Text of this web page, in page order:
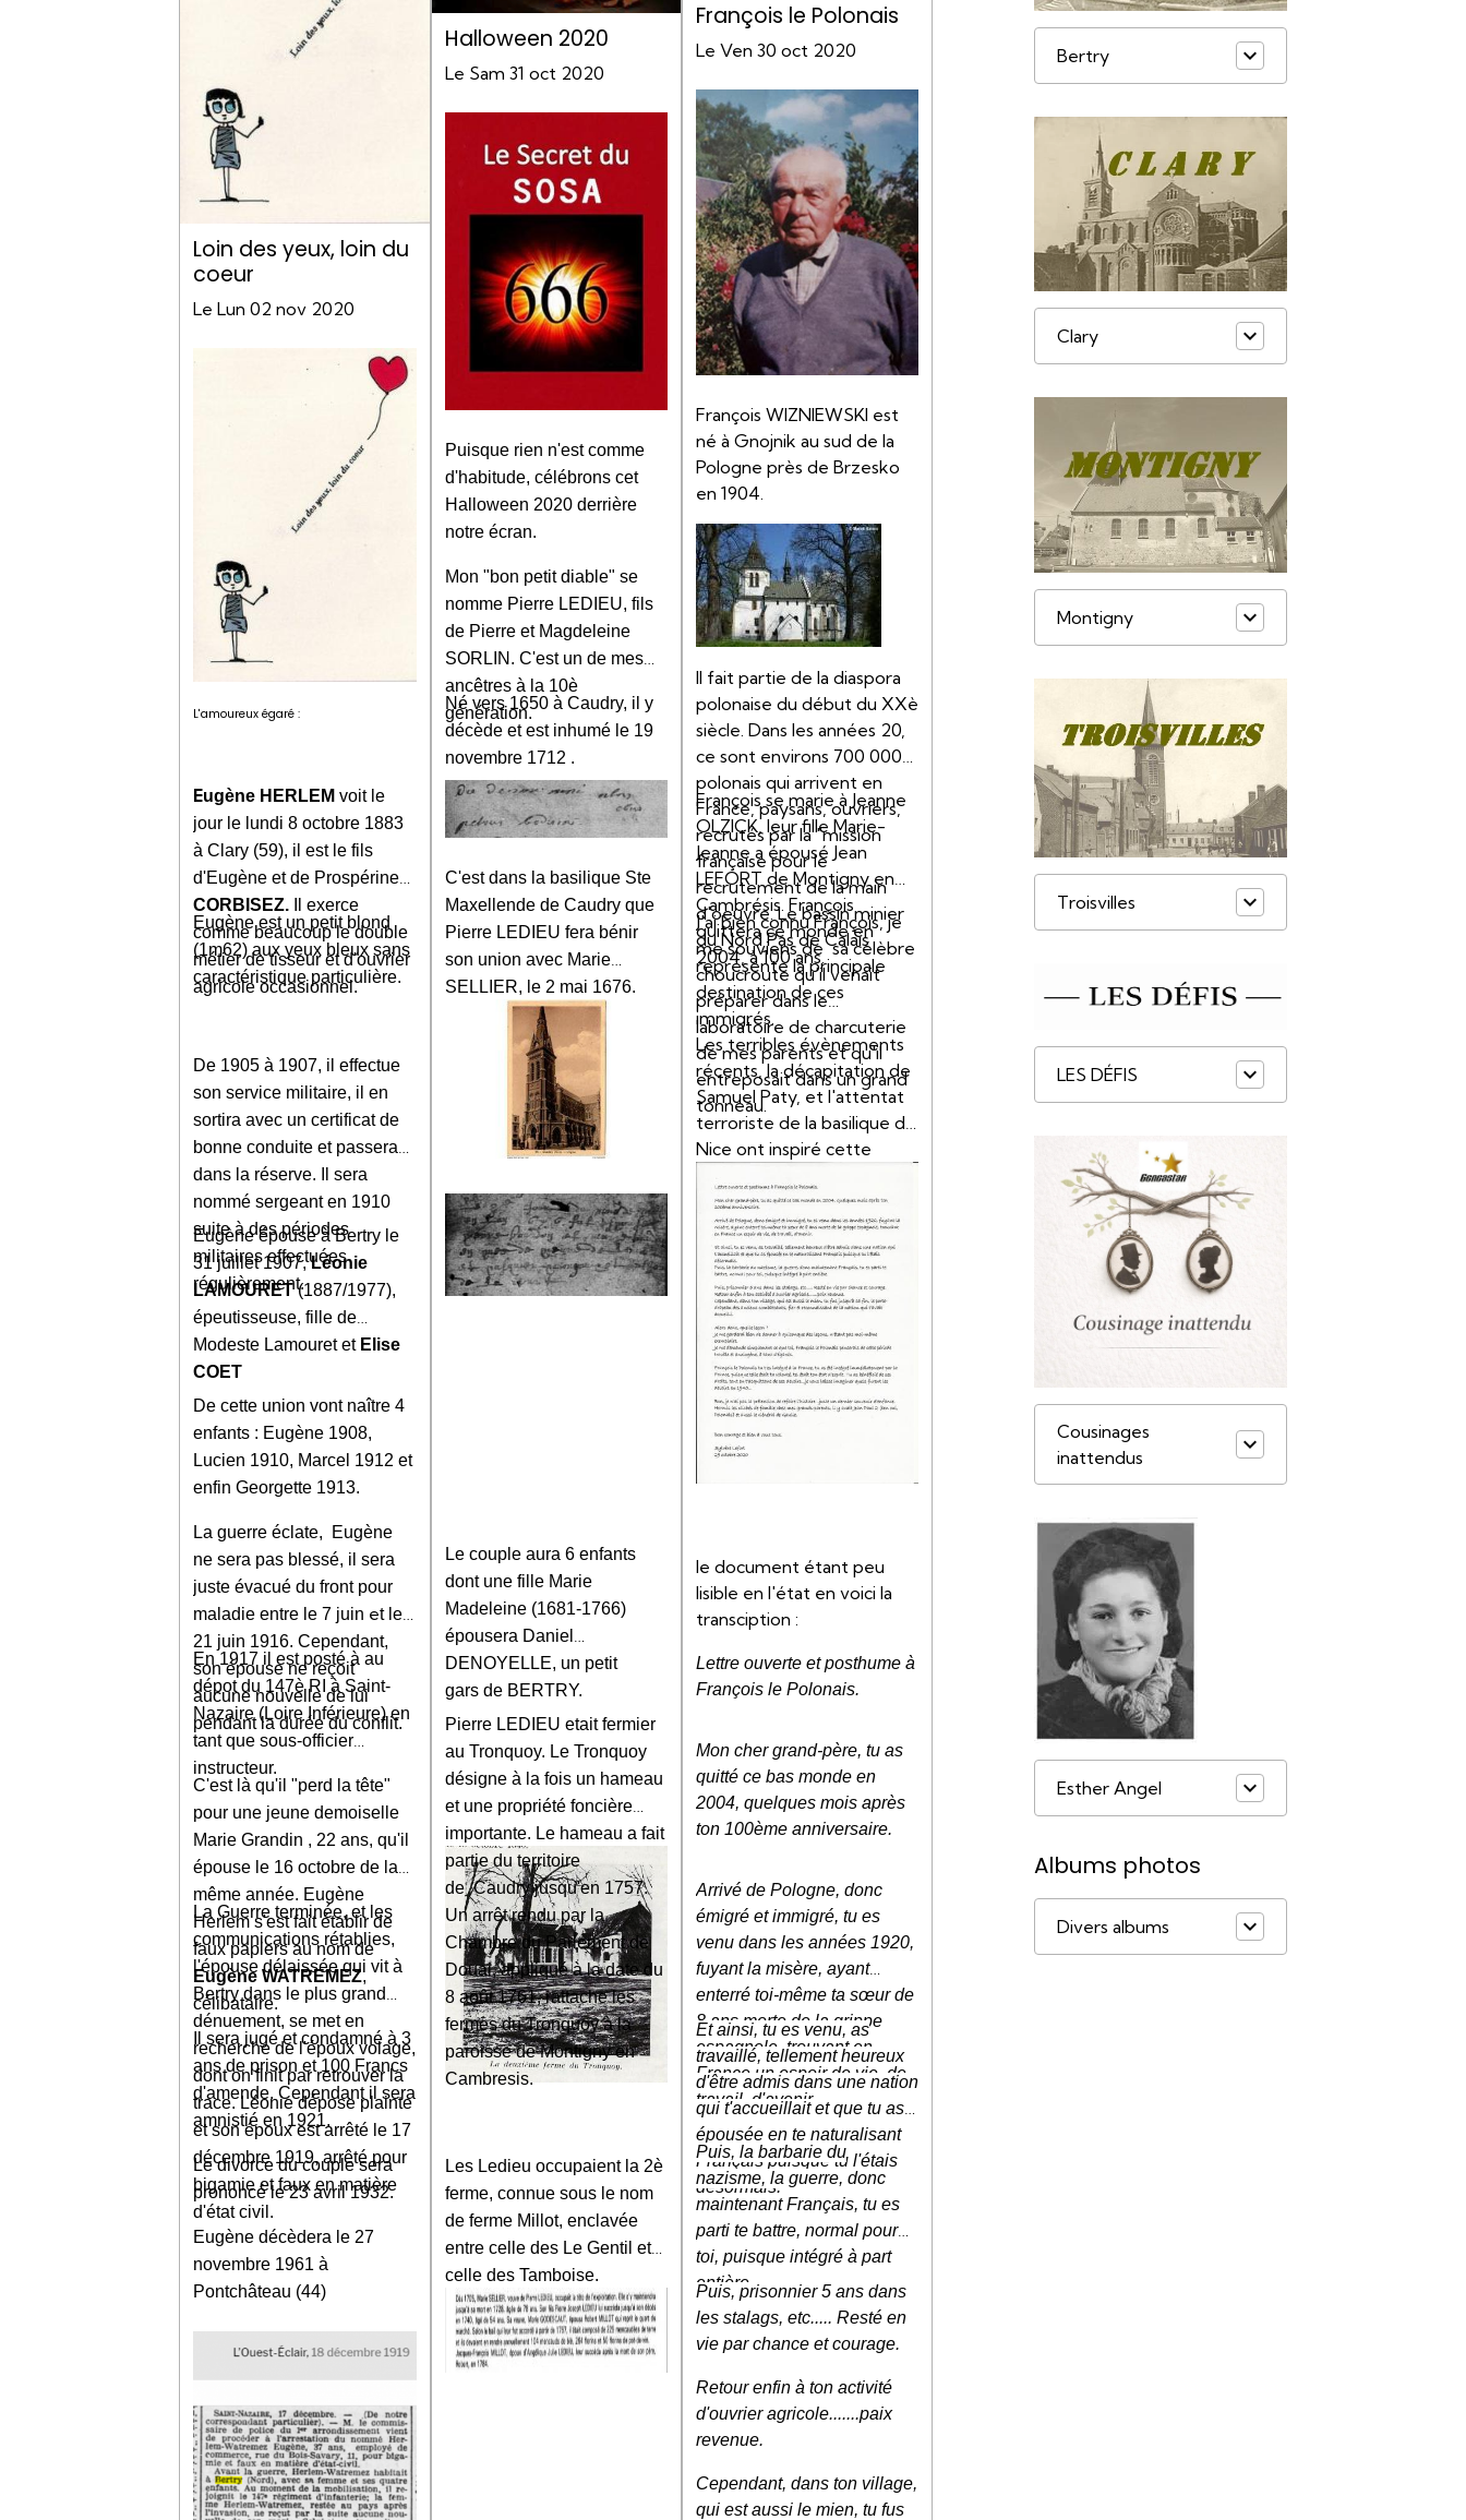
Loin des yeux, loin du
coeur
Le Lun 02 nov 2020
L'amoureux égaré :
Eugène HERLEM voit le
jour le lundi 8 octobre 1883
à Clary (59), il est le fils
d'Eugène et de Prospérine
CORBISEZ. Il exerce
comme beaucoup le double
métier de tisseur et d'ouvrier
agricole occasionnel.
Eugène est un petit blond
(1m62) aux yeux bleux sans
caractéristique particulière.
De 1905 à 1907, il effectue
son service militaire, il en
sortira avec un certificat de
bonne conduite et passera
dans la réserve. Il sera
nommé sergeant en 1910
suite à des périodes
militaires effectuées
régulièrement.
Eugène épouse à Bertry le
31 juillet 1907,Léonie
LAMOURET(1887/1977),
épeutisseuse, fille de
Modeste Lamouret et Elise
COET
De cette union vont naître 4
enfants : Eugène 1908,
Lucien 1910, Marcel 1912 et
enfin Georgette 1913.
La guerre éclate, Eugène
ne sera pas blessé, il sera
juste évacué du front pour
maladie entre le 7 juin et le
21 juin 1916. Cependant,
son épouse ne reçoit
aucune nouvelle de lui
pendant la durée du conflit.
En 1917 il est posté à au
dépot du 147è RI à Saint-
Nazaire (Loire Inférieure) en
tant que sous-officier
instructeur.
C'est là qu'il "perd la tête"
pour une jeune demoiselle
Marie Grandin , 22 ans, qu'il
épouse le 16 octobre de la
même année. Eugène
Herlem s'est fait établir de
faux papiers au nom de
Eugène WATREMEZ,
célibataire.
La Guerre terminée, et les
communications rétablies,
l'épouse délaissée qui vit à
Bertry dans le plus grand
dénuement, se met en
recherche de l'époux volage,
dont on finit par retrouver la
trace. Léonie dépose plainte
et son époux est arrêté le 17
décembre 1919, arrêté pour
bigamie et faux en matière
d'état civil.
Il sera jugé et condamné à 3
ans de prison et 100 Francs
d'amende. Cependant il sera
amnistié en 1921.
Le divorce du couple sera
prononcé le 23 avril 1932.
Eugène décèdera le 27
novembre 1961 à
Pontchâteau (44)
Halloween 2020
Le Sam 31 oct 2020
Puisque rien n'est comme
d'habitude, célébrons cet
Halloween 2020 derrière
notre écran.
Mon "bon petit diable" se
nomme Pierre LEDIEU, fils
de Pierre et Magdeleine
SORLIN. C'est un de mes
ancêtres à la 10è
génération.
Né vers 1650 à Caudry, il y
décède et est inhumé le 19
novembre 1712 .
C'est dans la basilique Ste
Maxellende de Caudry que
Pierre LEDIEU fera bénir
son union avec Marie
SELLIER, le 2 mai 1676.
Le couple aura 6 enfants
dont une fille Marie
Madeleine (1681-1766)
épousera Daniel
DENOYELLE, un petit
gars de BERTRY.
Pierre LEDIEU etait fermier
au Tronquoy. Le Tronquoy
désigne à la fois un hameau
et une propriété foncière
importante. Le hameau a fait
partie du territoire
de Caudry jusqu'en 1757.
Un arrêt rendu par la
Chambre du Parlement de
Douai, appliqué à la date du
8 août 1761, rattache les
fermes du Tronquoy à la
paroisse de Montigny en
Cambresis.
Les Ledieu occupaient la 2è
ferme, connue sous le nom
de ferme Millot, enclavée
entre celle des Le Gentil et
celle des Tamboise.
Jacques Millot ayant épousé
une descendante des
Ledieu : Angélique Julie.
François le Polonais
Le Ven 30 oct 2020
François WIZNIEWSKI est
né à Gnojnik au sud de la
Pologne près de Brzesko
en 1904.
Il fait partie de la diaspora
polonaise du début du XXè
siècle. Dans les années 20,
ce sont environs 700 000
polonais qui arrivent en
France, paysans, ouvriers,
recrutés par la "mission
française pour le
recrutement de la main
d'oeuvre. Le bassin minier
du Nord Pas de Calais
représente la principale
destination de ces
immigrés.
François se marie à Jeanne
OLZICK, leur fille Marie-
Jeanne a épousé Jean
LEFORT de Montigny en
Cambrésis. François
quittera ce monde en
2004, à 100 ans.
J'ai bien connu François, je
me souviens de sa célèbre
choucroute qu'il venait
préparer dans le
laboratoire de charcuterie
de mes parents et qu'il
entreposait dans un grand
tonneau.
Les terribles évènements
récents, la décapitation de
Samuel Paty, et l'attentat
terroriste de la basilique de
Nice ont inspiré cette
Lefort,enseignant, petit fils
de François WIZNIEWSKI et
de Maurice LEFORT
le document étant peu
lisible en l'état en voici la
transciption :
Lettre ouverte et posthume à
François le Polonais.
Mon cher grand-père, tu as
quitté ce bas monde en
2004, quelques mois après
ton 100ème anniversaire.
Arrivé de Pologne, donc
émigré et immigré, tu es
venu dans les années 1920,
fuyant la misère, ayant
enterré toi-même ta sœur de
8 ans morte de la grippe
espagnole, trouvant en
France un espoir de vie, de
travail, d'avenir.
Et ainsi, tu es venu, as
travaillé, tellement heureux
d'être admis dans une nation
qui t'accueillait et que tu as
épousée en te naturalisant
Français puisque tu l'étais
désormais.
Puis, la barbarie du
nazisme, la guerre, donc
maintenant Français, tu es
parti te battre, normal pour
toi, puisque intégré à part
entière.
Puis, prisonnier 5 ans dans
les stalags, etc..... Resté en
vie par chance et courage.
Retour enfin à ton activité
d'ouvrier agricole.......paix
revenue.
Cependant, dans ton village,
qui est aussi le mien, tu fus
Bertry
Clary
Montigny
Troisvilles
LES DÉFIS
Cousinages
inattendus
Esther Angel
Albums photos
Divers albums